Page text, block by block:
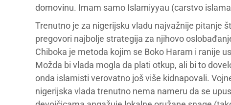
domovinu. Imam samo Islamiyyau (carstvo
Trenutno je za nigerijsku vladu najvažnije pitanje
pregovori najbolje strategija za njihovo
Chiboka je metoda kojim se Boko Haram i ranije
Možda bi vlada mogla da plati otkup, ali bi to
onda islamisti verovatno još više kidnapovali.
nigerijska vlada trenutno nema nameru da se